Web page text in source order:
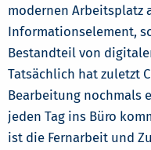
modernen Arbeitsplatz
Informationselement,
Bestandteil von
Tatsächlich hat zuletzt
Bearbeitung nochmals
jeden Tag ins Büro
ist die Fernarbeit und